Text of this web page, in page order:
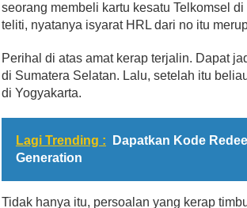
seorang membeli kartu kesatu Telkomsel
teliti, nyatanya isyarat HRL dari no itu
Perihal di atas amat kerap terjalin. Dapat
di Sumatera Selatan. Lalu, setelah itu
di Yogyakarta.
Lagi Trending :
Dapatkan Kode
Generation
Tidak hanya itu, persoalan yang kerap